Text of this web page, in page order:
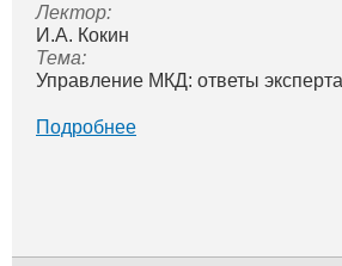
Лектор:
И.А. Кокин
Тема:
Управление МКД: ответы
Подробнее